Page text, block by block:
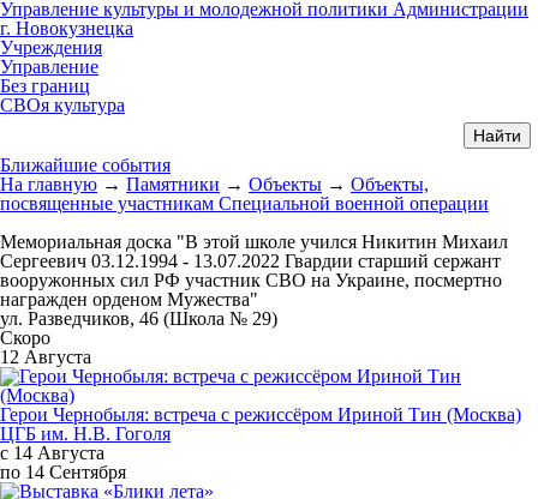
Управление культуры и молодежной политики Администрации
г. Новокузнецка
Учреждения
Управление
Без границ
СВОя культура
Ближайшие события
На главную → Памятники → Объекты → Объекты,
посвященные участникам Специальной военной операции
Мемориальная доска "В этой школе учился Никитин Михаил
Сергеевич 03.12.1994 - 13.07.2022 Гвардии старший сержант
вооружонных сил РФ участник СВО на Украине, посмертно
награжден орденом Мужества"
ул. Разведчиков, 46 (Школа № 29)
Скоро
12 Августа
Герои Чернобыля: встреча с режиссёром Ириной Тин (Москва)
ЦГБ им. Н.В. Гоголя
с 14 Августа
по 14 Сентября